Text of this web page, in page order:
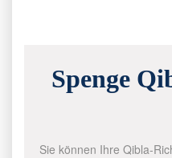
Spenge
Sie können Ihre Qibla-